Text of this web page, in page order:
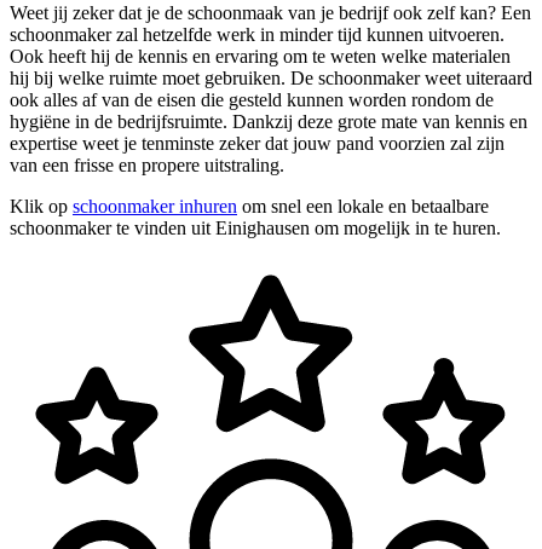
Weet jij zeker dat je de schoonmaak van je bedrijf ook zelf kan? Een
schoonmaker zal hetzelfde werk in minder tijd kunnen uitvoeren.
Ook heeft hij de kennis en ervaring om te weten welke materialen
hij bij welke ruimte moet gebruiken. De schoonmaker weet uiteraard
ook alles af van de eisen die gesteld kunnen worden rondom de
hygiëne in de bedrijfsruimte. Dankzij deze grote mate van kennis en
expertise weet je tenminste zeker dat jouw pand voorzien zal zijn
van een frisse en propere uitstraling.
Klik op schoonmaker inhuren om snel een lokale en betaalbare
schoonmaker te vinden uit Einighausen om mogelijk in te huren.